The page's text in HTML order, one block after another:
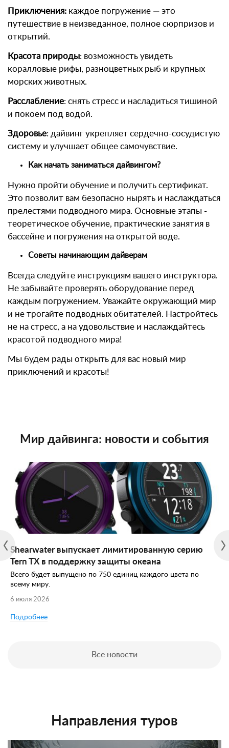
Приключения: каждое погружение — это
путешествие в неизведанное, полное сюрпризов и
открытий.
Красота природы: возможность увидеть
коралловые рифы, разноцветных рыб и крупных
морских животных.
Расслабление: снять стресс и насладиться тишиной
и покоем под водой.
Здоровье: дайвинг укрепляет сердечно-сосудистую
систему и улучшает общее самочувствие.
Как начать заниматься дайвингом?
Нужно пройти обучение и получить сертификат.
Это позволит вам безопасно нырять и наслаждаться
прелестями подводного мира. Основные этапы -
теоретическое обучение, практические занятия в
бассейне и погружения на открытой воде.
Советы начинающим дайверам
Всегда следуйте инструкциям вашего инструктора.
Не забывайте проверять оборудование перед
каждым погружением. Уважайте окружающий мир
и не трогайте подводных обитателей. Настройтесь
не на стресс, а на удовольствие и наслаждайтесь
красотой подводного мира!
Мы будем рады открыть для вас новый мир
приключений и красоты!
Мир дайвинга: новости и события
Shearwater выпускает лимитированную серию
Tern TX в поддержку защиты океана
Всего будет выпущено по 750 единиц каждого цвета по
всему миру.
6 июля 2026
Подробнее
Все новости
Направления туров